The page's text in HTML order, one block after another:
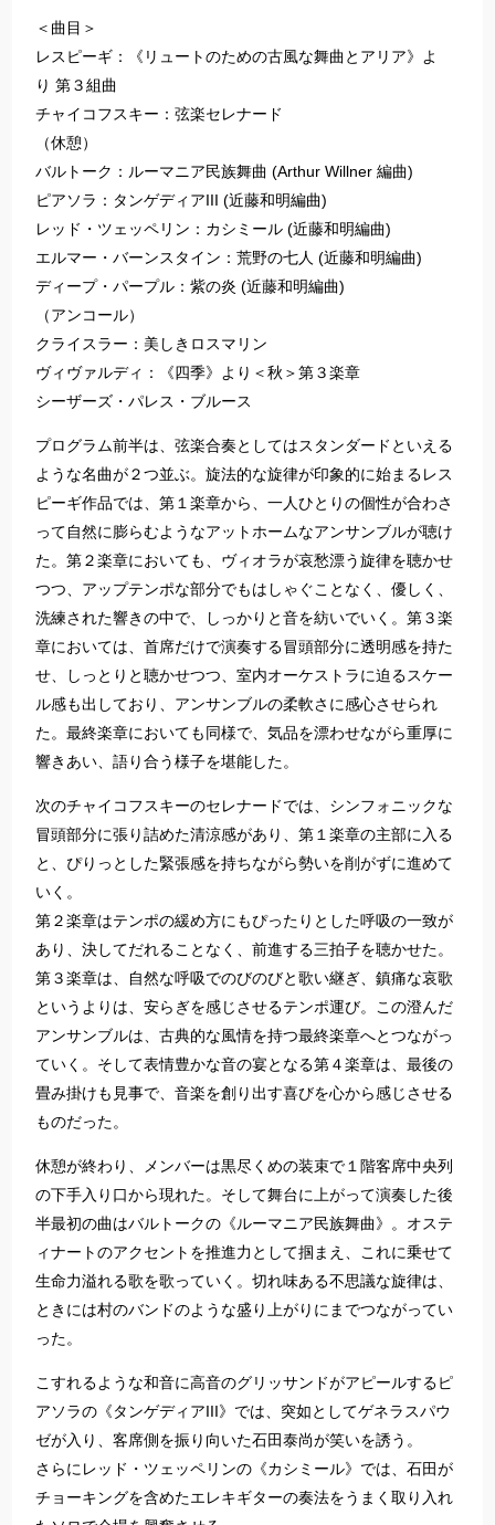
＜曲目＞
レスピーギ：《リュートのための古風な舞曲とアリア》よ
り 第３組曲
チャイコフスキー：弦楽セレナード
（休憩）
バルトーク：ルーマニア民族舞曲 (Arthur Willner 編曲)
ピアソラ：タンゲディアIII (近藤和明編曲)
レッド・ツェッペリン：カシミール (近藤和明編曲)
エルマー・バーンスタイン：荒野の七人 (近藤和明編曲)
ディープ・パープル：紫の炎 (近藤和明編曲)
（アンコール）
クライスラー：美しきロスマリン
ヴィヴァルディ：《四季》より＜秋＞第３楽章
シーザーズ・パレス・ブルース
プログラム前半は、弦楽合奏としてはスタンダードといえる
ような名曲が２つ並ぶ。旋法的な旋律が印象的に始まるレス
ピーギ作品では、第１楽章から、一人ひとりの個性が合わさ
って自然に膨らむようなアットホームなアンサンブルが聴け
た。第２楽章においても、ヴィオラが哀愁漂う旋律を聴かせ
つつ、アップテンポな部分でもはしゃぐことなく、優しく、
洗練された響きの中で、しっかりと音を紡いでいく。第３楽
章においては、首席だけで演奏する冒頭部分に透明感を持た
せ、しっとりと聴かせつつ、室内オーケストラに迫るスケー
ル感も出しており、アンサンブルの柔軟さに感心させられ
た。最終楽章においても同様で、気品を漂わせながら重厚に
響きあい、語り合う様子を堪能した。
次のチャイコフスキーのセレナードでは、シンフォニックな
冒頭部分に張り詰めた清涼感があり、第１楽章の主部に入る
と、ぴりっとした緊張感を持ちながら勢いを削がずに進めて
いく。
第２楽章はテンポの緩め方にもぴったりとした呼吸の一致が
あり、決してだれることなく、前進する三拍子を聴かせた。
第３楽章は、自然な呼吸でのびのびと歌い継ぎ、鎮痛な哀歌
というよりは、安らぎを感じさせるテンポ運び。この澄んだ
アンサンブルは、古典的な風情を持つ最終楽章へとつながっ
ていく。そして表情豊かな音の宴となる第４楽章は、最後の
畳み掛けも見事で、音楽を創り出す喜びを心から感じさせる
ものだった。
休憩が終わり、メンバーは黒尽くめの装束で１階客席中央列
の下手入り口から現れた。そして舞台に上がって演奏した後
半最初の曲はバルトークの《ルーマニア民族舞曲》。オステ
ィナートのアクセントを推進力として掴まえ、これに乗せて
生命力溢れる歌を歌っていく。切れ味ある不思議な旋律は、
ときには村のバンドのような盛り上がりにまでつながってい
った。
こすれるような和音に高音のグリッサンドがアピールするピ
アソラの《タンゲディアIII》では、突如としてゲネラスパウ
ゼが入り、客席側を振り向いた石田泰尚が笑いを誘う。
さらにレッド・ツェッペリンの《カシミール》では、石田が
チョーキングを含めたエレキギターの奏法をうまく取り入れ